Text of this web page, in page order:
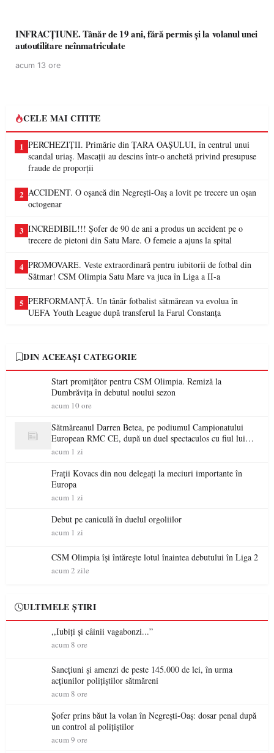
INFRACȚIUNE. Tânăr de 19 ani, fără permis și la volanul unei
autoutilitare neînmatriculate
acum 13 ore
CELE MAI CITITE
1 PERCHEZIȚII. Primărie din ȚARA OAȘULUI, în centrul unui
scandal uriaș. Mascații au descins într-o anchetă privind presupuse
fraude de proporții
2 ACCIDENT. O oșancă din Negrești-Oaș a lovit pe trecere un oșan
octogenar
3 INCREDIBIL!!! Șofer de 90 de ani a produs un accident pe o
trecere de pietoni din Satu Mare. O femeie a ajuns la spital
4 PROMOVARE. Veste extraordinară pentru iubitorii de fotbal din
Sătmar! CSM Olimpia Satu Mare va juca în Liga a II-a
5 PERFORMANȚĂ. Un tânăr fotbalist sătmărean va evolua în
UEFA Youth League după transferul la Farul Constanța
DIN ACEEAȘI CATEGORIE
Start promițător pentru CSM Olimpia. Remiză la
Dumbrăvița în debutul noului sezon
acum 10 ore
Sătmăreanul Darren Betea, pe podiumul Campionatului
European RMC CE, după un duel spectaculos cu fiul lui
Kimi Räikkönen
acum 1 zi
Frații Kovacs din nou delegați la meciuri importante în
Europa
acum 1 zi
Debut pe caniculă în duelul orgoliilor
acum 1 zi
CSM Olimpia își întărește lotul înaintea debutului în Liga 2
acum 2 zile
ULTIMELE ȘTIRI
,,Iubiți și câinii vagabonzi...”
acum 8 ore
Sancțiuni și amenzi de peste 145.000 de lei, în urma
acțiunilor polițiștilor sătmăreni
acum 8 ore
Șofer prins băut la volan în Negrești-Oaș: dosar penal după
un control al polițiștilor
acum 9 ore